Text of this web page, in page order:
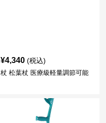
¥4,340 (税込)
杖 松葉杖 医療級軽量調節可能